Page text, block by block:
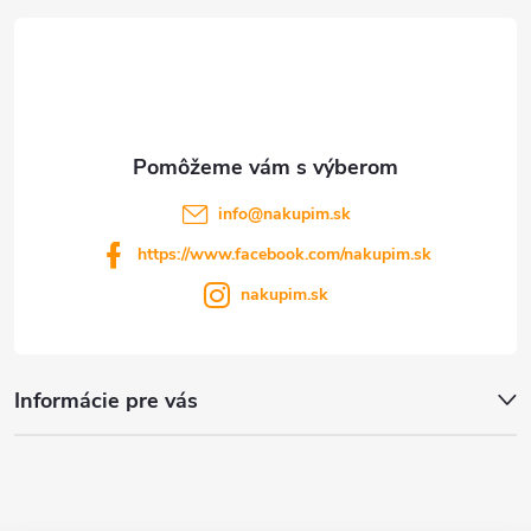
Informácie pre vás
info@nakupim.sk
https://www.facebook.com/nakupim.sk
nakupim.sk